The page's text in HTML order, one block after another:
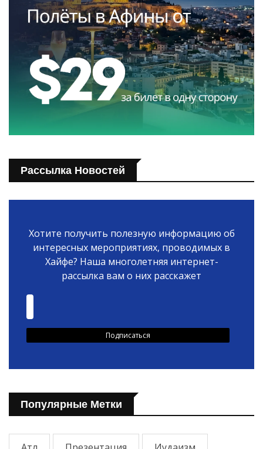
Рассылка Новостей
Хотите получить полезную информацию об
интересных мероприятиях, проводимых в
Хайфе? Наша многолетняя интернет-
рассылка вам о них расскажет
Популярные Метки